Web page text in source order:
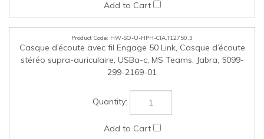
Ironkey Vault Privacy 16 Go 50 avec chiffrement matériel
AES 256 bits, USBc 3.2 génération 1, Kingston, IKVP50C-16
Go